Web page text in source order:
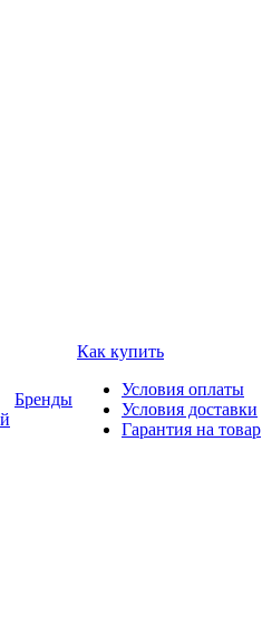
Бренды
Как купить
Условия оплаты
Условия доставки
Гарантия на товар